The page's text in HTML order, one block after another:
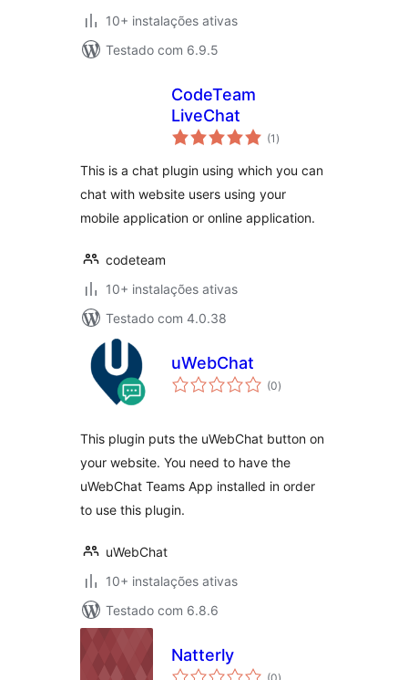
10+ instalações ativas
Testado com 6.9.5
CodeTeam
LiveChat
(1 avaliações
totais
)
This is a chat plugin using which you can
chat with website users using your
mobile application or online application.
codeteam
10+ instalações ativas
Testado com 4.0.38
uWebChat
(0avaliações
totais
)
This plugin puts the uWebChat button on
your website. You need to have the
uWebChat Teams App installed in order
to use this plugin.
uWebChat
10+ instalações ativas
Testado com 6.8.6
Natterly
avaliações